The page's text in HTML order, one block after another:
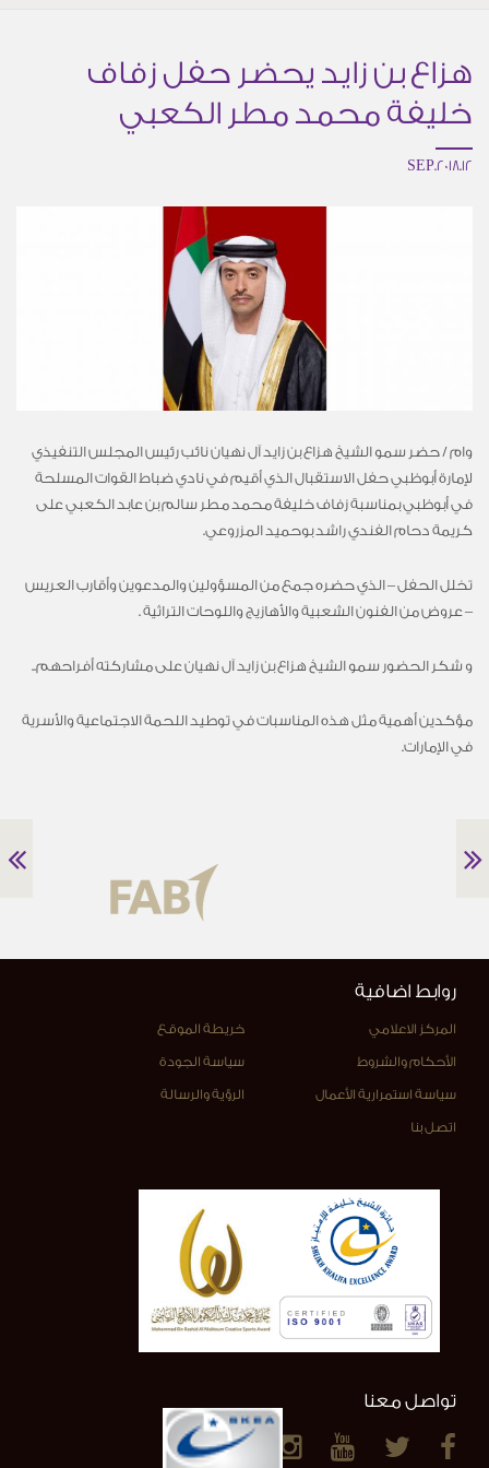
هزاع بن زايد يحضر حفل زفاف
خليفة محمد مطر الكعبي
12.SEP.2018
وام / حضر سمو الشيخ هزاع بن زايد آل نهيان نائب رئيس المجلس التنفيذي
لإمارة أبوظبي حفل الاستقبال الذي أقيم في نادي ضباط القوات المسلحة
في أبوظبي بمناسبة زفاف خليفة محمد مطر سالم بن عابد الكعبي على
كريمة دحام الفندي راشد بوحميد المزروعي.
تخلل الحفل – الذي حضره جمع من المسؤولين والمدعوين وأقارب العريس
– عروض من الفنون الشعبية والأهازيج واللوحات التراثية .
و شكر الحضور سمو الشيخ هزاع بن زايد آل نهيان على مشاركته أفراحهم..
مؤكدين أهمية مثل هذه المناسبات في توطيد اللحمة الاجتماعية والأسرية
في الإمارات.
روابط اضافية
المركز الاعلامي خريطة الموقع
الأحكام والشروط سياسة الجودة
سياسة استمرارية الأعمال الرؤية والرسالة
اتصل بنا
تواصل معنا